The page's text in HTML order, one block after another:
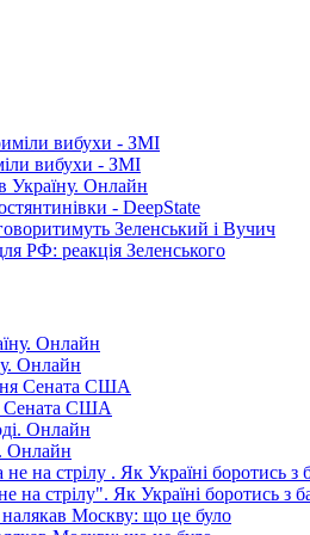
вибухи - ЗМІ
Україну. Онлайн
- DeepState
Зеленський і Вучич
РФ: реакція Зеленського
Онлайн
Сената США
Онлайн
на стрілу". Як Україні боротись з